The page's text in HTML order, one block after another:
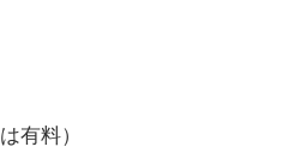
有料）